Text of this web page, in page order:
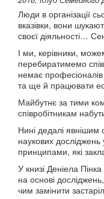
Люди в організації
вказівки, вони
своєї діяльності…
І ми, керівники,
перебиратимемо
немає
та ще й працювати
Майбутнє за тими
співробітникам
Нині дедалі явнішим
наукових досліджень
принципами, які
У книзі Деніела
на основі
чим замінити